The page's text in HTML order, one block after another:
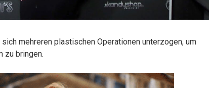
mehreren plastischen Operationen unterzogen, um
zu bringen.